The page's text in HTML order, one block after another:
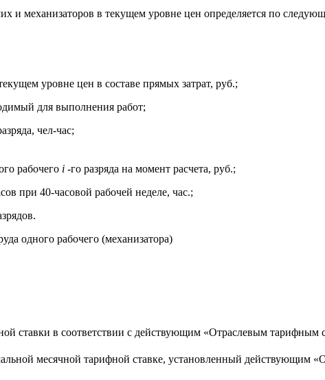
и механизаторов в текущем уровне цен определяется по
уровне цен в составе прямых затрат, руб.;
для выполнения работ;
чел-час;
рабочего i -го разряда на момент расчета, руб.;
при 40-часовой рабочей неделе, час.;
одного рабочего (механизатора)
ставки в соответствии с действующим «Отраслевым тарифным
месячной тарифной ставке, установленный действующим